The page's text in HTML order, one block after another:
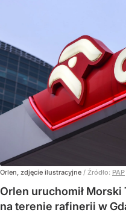
Orlen, zdjęcie ilustracyjne / Źródło: PAP
Orlen uruchomił Morski
na terenie rafinerii w